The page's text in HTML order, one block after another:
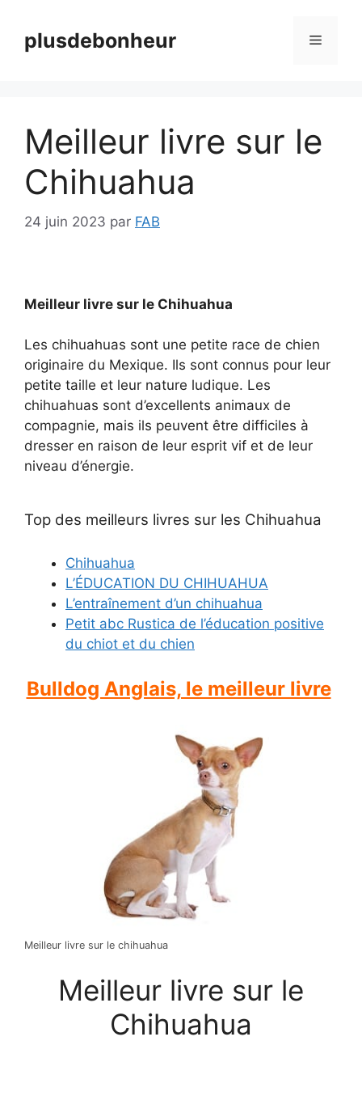
contenuplusdebonheur Menu
Meilleur livre sur le
Chihuahua
24 juin 2023 par FAB
Meilleur livre sur le Chihuahua
Les chihuahuas sont une petite race de chien
originaire du Mexique. Ils sont connus pour leur
petite taille et leur nature ludique. Les
chihuahuas sont d’excellents animaux de
compagnie, mais ils peuvent être difficiles à
dresser en raison de leur esprit vif et de leur
niveau d’énergie.
Top des meilleurs livres sur les Chihuahua
Chihuahua
L’ÉDUCATION DU CHIHUAHUA
L’entraînement d’un chihuahua
Petit abc Rustica de l’éducation positive
du chiot et du chien
Bulldog Anglais, le meilleur livre
Meilleur livre sur le chihuahua
Meilleur livre sur le
Chihuahua